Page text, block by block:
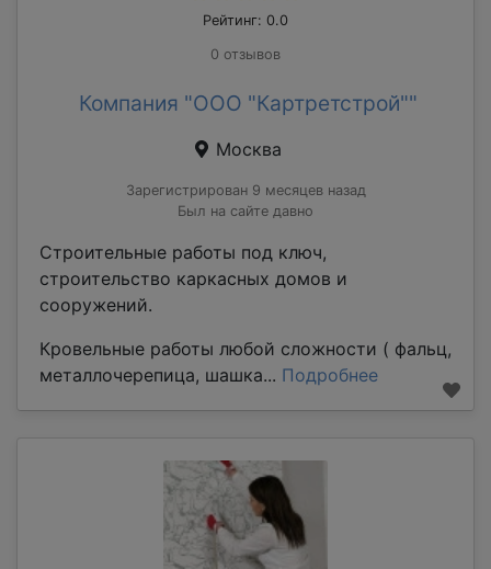
Рейтинг: 0.0
0 отзывов
Компания "ООО "Картретстрой""
Москва
Зарегистрирован 9 месяцев назад
Был на сайте давно
Строительные работы под ключ,
строительство каркасных домов и
сооружений.
Кровельные работы любой сложности ( фальц,
металлочерепица, шашка... Подробнее